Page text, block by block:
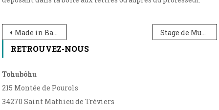
Navigation
de
l’article
Made in Barils (Cyrille Calonne) Stage de Musiques du monde le 26 mai 2019
RETROUVEZ-NOUS
Tohubôhu
215 Montée de Pourols
34270 Saint Mathieu de Tréviers